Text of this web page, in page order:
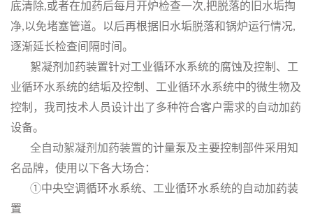
底清除,或者在加药后每月开炉检查一次,把脱落的旧水垢掏
净,以免堵塞管道。以后再根据旧水垢脱落和锅炉运行情况,
逐渐延长检查间隔时间。
絮凝剂加药装置针对工业循环水系统的腐蚀及控制、工
业循环水系统的结垢及控制、工业循环水系统中的微生物及
控制，我司技术人员设计出了多种符合客户需求的自动加药
设备。
全自动絮凝剂加药装置的计量泵及主要控制部件采用知
名品牌，使用以下各大场合：
①中央空调循环水系统、工业循环水系统的自动加药装
置